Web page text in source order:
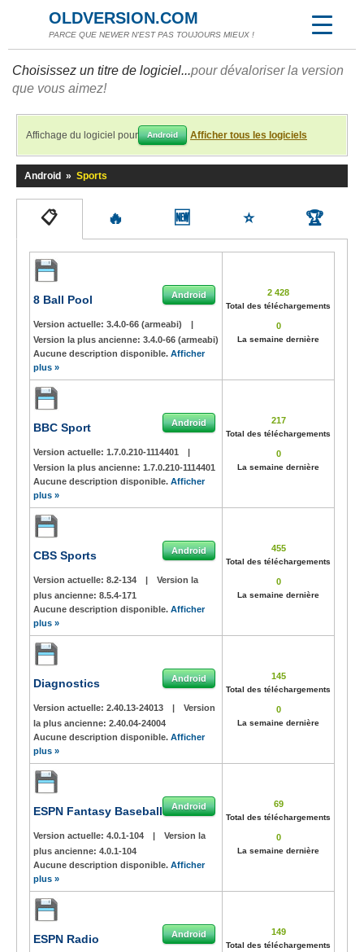
OLDVERSION.COM
PARCE QUE NEWER N'EST PAS TOUJOURS MIEUX !
Choisissez un titre de logiciel...pour dévaloriser la version
que vous aimez!
Affichage du logiciel pour Android Afficher tous les logiciels
Android » Sports
📋 🔥 🆕 ⭐ 🏆
8 Ball Pool Android
Version actuelle: 3.4.0-66 (armeabi)
|
Version la plus ancienne: 3.4.0-66 (armeabi)
Aucune description disponible. Afficher
plus »
2 428
Total des téléchargements
0
La semaine dernière
BBC Sport Android
Version actuelle: 1.7.0.210-1114401
|
Version la plus ancienne: 1.7.0.210-1114401
Aucune description disponible. Afficher
plus »
217
Total des téléchargements
0
La semaine dernière
CBS Sports Android
Version actuelle: 8.2-134 |
Version la
plus ancienne: 8.5.4-171
Aucune description disponible. Afficher
plus »
455
Total des téléchargements
0
La semaine dernière
Diagnostics Android
Version actuelle: 2.40.13-24013 |
Version
la plus ancienne: 2.40.04-24004
Aucune description disponible. Afficher
plus »
145
Total des téléchargements
0
La semaine dernière
ESPN Fantasy Baseball Android
Version actuelle: 4.0.1-104 |
Version la
plus ancienne: 4.0.1-104
Aucune description disponible. Afficher
plus »
69
Total des téléchargements
0
La semaine dernière
ESPN Radio Android 149
Total des téléchargements